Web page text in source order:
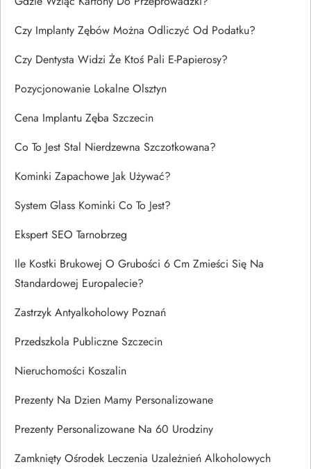
Czy Implanty Zębów Można Odliczyć Od Podatku?
Czy Dentysta Widzi Że Ktoś Pali E-Papierosy?
Pozycjonowanie Lokalne Olsztyn
Cena Implantu Zęba Szczecin
Co To Jest Stal Nierdzewna Szczotkowana?
Kominki Zapachowe Jak Używać?
System Glass Kominki Co To Jest?
Ekspert SEO Tarnobrzeg
Ile Kostki Brukowej O Grubości 6 Cm Zmieści Się Na
Standardowej Europalecie?
Zastrzyk Antyalkoholowy Poznań
Przedszkola Publiczne Szczecin
Nieruchomości Koszalin
Prezenty Na Dzien Mamy Personalizowane
Prezenty Personalizowane Na 60 Urodziny
Zamknięty Ośrodek Leczenia Uzależnień Alkoholowych